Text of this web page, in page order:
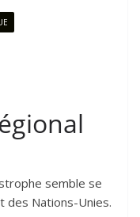
semble se
des Nations-Unies.